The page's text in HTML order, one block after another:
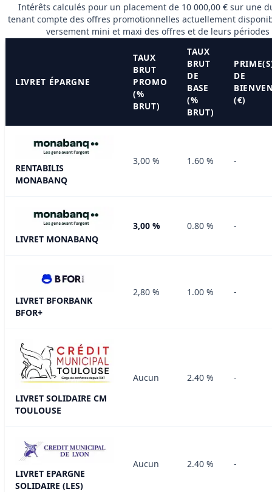
Intérêts calculés pour un placement de 10 000,00 € sur une
tenant compte des offres promotionnelles actuellement
versement mini et maxi des offres et de leurs
LIVRET ÉPARGNE
TAUX
BRUT
PROMO
(%
BRUT)
TAUX
BRUT
DE
BASE
(%
BRUT)
DE
(€)
RENTABILIS
MONABANQ
3,00 % 1.60 % -
LIVRET MONABANQ
3,00 % 0.80 % -
LIVRET BFORBANK
BFOR+
2,80 % 1.00 % -
LIVRET SOLIDAIRE CM
TOULOUSE
Aucun 2.40 % -
LIVRET EPARGNE
SOLIDAIRE (LES)
Aucun 2.40 % -